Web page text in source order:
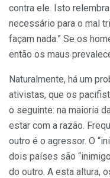
contra ele. Isto
necessário para o mal
façam nada.” Se os
então os maus
Naturalmente, há um
ativistas, que os
o seguinte: na maioria
estar com a razão.
outro é o agressor. O
dois países são
do outro. A esta altura,